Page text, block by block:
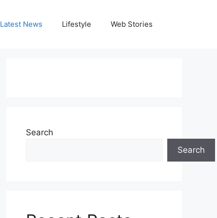
Latest News Lifestyle Web Stories
Search
Search